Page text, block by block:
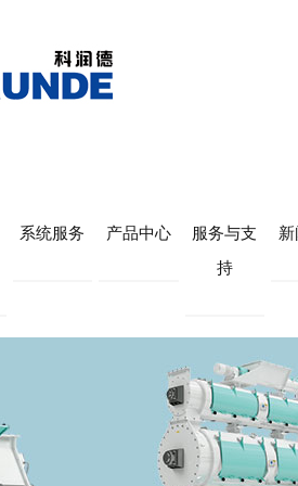
系统服务 产品中心
服务与支
持